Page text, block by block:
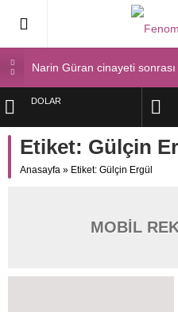
Narin Güran cinayeti sonrası
Bilecik’te ilkokul öğrencileri
zabıtaya teslim etti
Narin’in babası Arif Güran
Spor salonu işletmecisinin 3
öldürülmesi kamerada
DOLAR
EURO
Etiket: Gülçin
Anasayfa » Etiket: Gülçin Ergül
MOBİL